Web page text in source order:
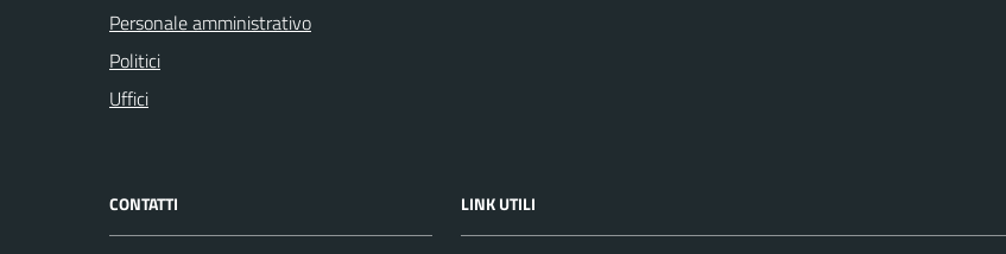
Personale amministrativo
Politici
Uffici
CONTATTI LINK UTILI